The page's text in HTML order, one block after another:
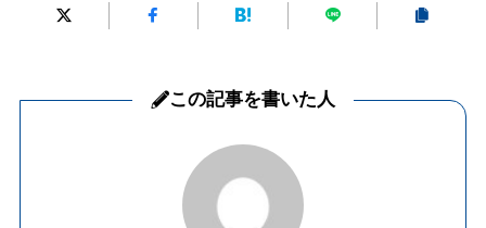
この記事を書いた人